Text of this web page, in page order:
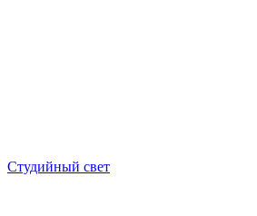
Студийный свет